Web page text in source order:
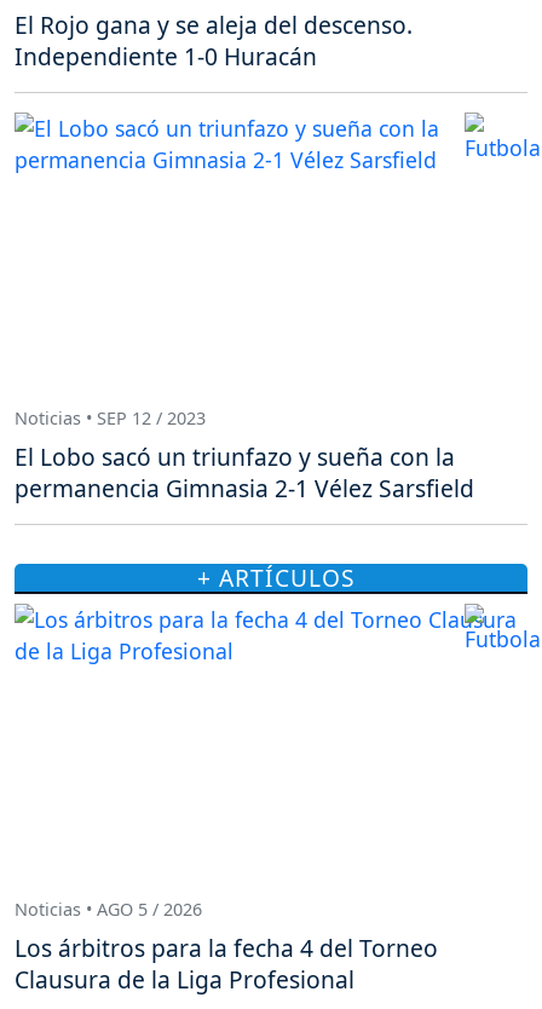
El Rojo gana y se aleja del descenso.
Independiente 1-0 Huracán
Noticias • SEP 12 / 2023
El Lobo sacó un triunfazo y sueña con la
permanencia Gimnasia 2-1 Vélez Sarsfield
+ ARTÍCULOS
Noticias • AGO 5 / 2026
Los árbitros para la fecha 4 del Torneo
Clausura de la Liga Profesional